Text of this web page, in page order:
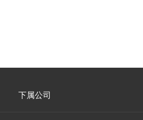
下属公司